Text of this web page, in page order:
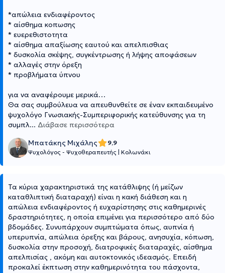
*απώλεια ενδιαφέροντος
* αίσθημα κοπωσης
* ευερεθιστοτητα
* αίσθημα απαξίωσης εαυτού και απελπισθιας
* δυσκολία σκέψης, συγκέντρωσης ή λήψης αποφάσεων
* αλλαγές στην όρεξη
* προβλήματα ύπνου
για να αναφέρουμε μερικά…
Θα σας συμβούλευα να απευθυνθείτε σε έναν εκπαιδευμένο
ψυχολόγο Γνωσιακής-Συμπεριφορικής κατεύθυνσης για τη
συμπλ... Διάβασε περισσότερα
Μπατάκης Μιχάλης
9,9
Ψυχολόγος - Ψυχοθεραπευτής Κολωνάκι
Τα κύρια χαρακτηριστικά της κατάθλιψης (ή μείζων
καταθλιπτική διαταραχή) είναι η κακή διάθεση και η
απώλεια ενδιαφέροντος ή ευχαρίστησης στις καθημερινές
δραστηριότητες, η οποία επιμένει για περισσότερο από δύο
βδομάδες. Συνυπάρχουν συμπτώματα όπως, αυπνία ή
υπερυπνία, απώλεια όρεξης και βάρους, ανησυχία, κόπωση,
δυσκολία στην προσοχή, διατροφικές διαταραχές, αίσθημα
απελπισίας , ακόμη και αυτοκτονικός ιδεασμός. Επειδή
προκαλεί έκπτωση στην καθημερινότητα του πάσχοντα,